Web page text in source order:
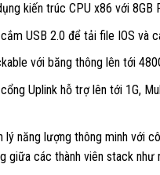
kiến trúc CPU x86 với 8GB
USB 2.0 để tải file IOS và
với băng thông lên tới
Uplink hỗ trợ lên tới 1G,
lý năng lượng thông minh với
giữa các thành viên stack như